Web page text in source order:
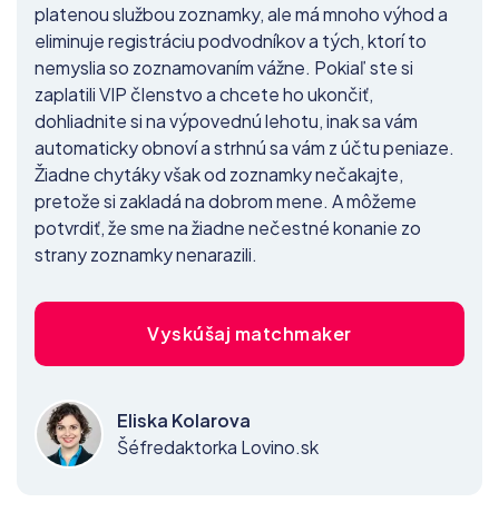
platenou službou zoznamky, ale má mnoho výhod a
eliminuje registráciu podvodníkov a tých, ktorí to
nemyslia so zoznamovaním vážne. Pokiaľ ste si
zaplatili VIP členstvo a chcete ho ukončiť,
dohliadnite si na výpovednú lehotu, inak sa vám
automaticky obnoví a strhnú sa vám z účtu peniaze.
Žiadne chytáky však od zoznamky nečakajte,
pretože si zakladá na dobrom mene. A môžeme
potvrdiť, že sme na žiadne nečestné konanie zo
strany zoznamky nenarazili.
Vyskúšaj matchmaker
Eliska Kolarova
Šéfredaktorka Lovino.sk